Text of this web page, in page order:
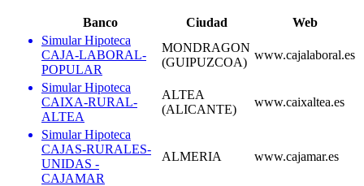
Banco Ciudad
Web
Simular Hipoteca
CAJA-LABORAL-
POPULAR
MONDRAGON
(GUIPUZCOA)
www.cajalaboral.es
Simular Hipoteca
CAIXA-RURAL-
ALTEA
ALTEA
(ALICANTE)
www.caixaltea.es
Simular Hipoteca
CAJAS-RURALES-
UNIDAS -
CAJAMAR
ALMERIA www.cajamar.es